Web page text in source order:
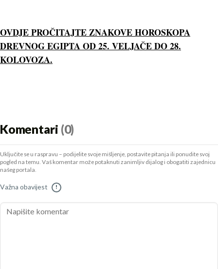
OVDJE PROČITAJTE ZNAKOVE HOROSKOPA
DREVNOG EGIPTA OD 25. VELJAČE DO 28.
KOLOVOZA.
Komentari (0)
Uključite se u raspravu – podijelite svoje mišljenje, postavite pitanja ili ponudite svoj
pogled na temu. Vaš komentar može potaknuti zanimljiv dijalog i obogatiti zajednicu
našeg portala.
Važna obavijest !